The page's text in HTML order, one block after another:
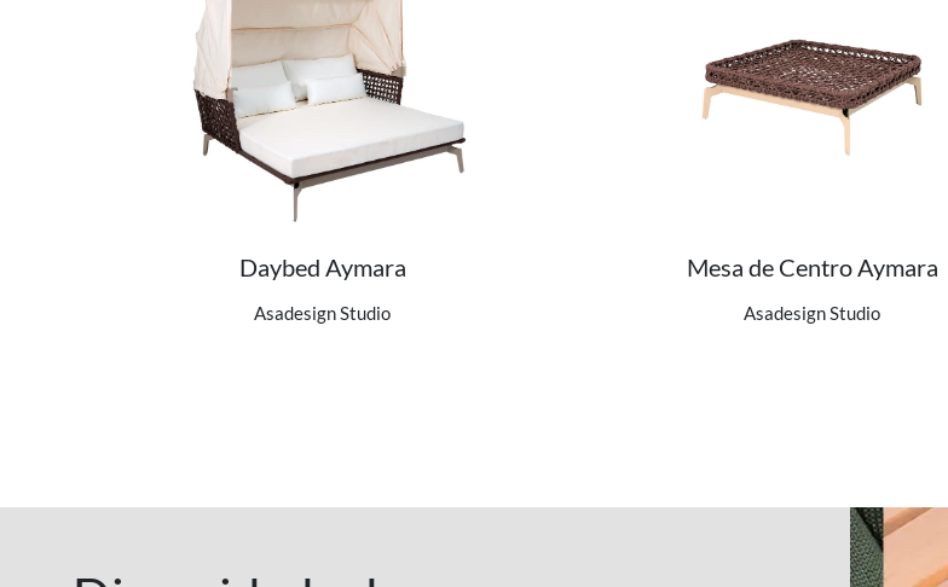
Ver detalhes do produto
Daybed Aymara
Asadesign Studio
Ver detalhes do produto
Mesa de Centro Aymara
Asadesign Studio